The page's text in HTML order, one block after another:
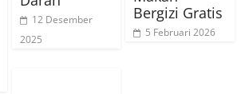
12 Desember
2025
Bergizi Gratis
5 Februari 2026